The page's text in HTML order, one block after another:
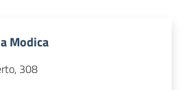
Modica
308